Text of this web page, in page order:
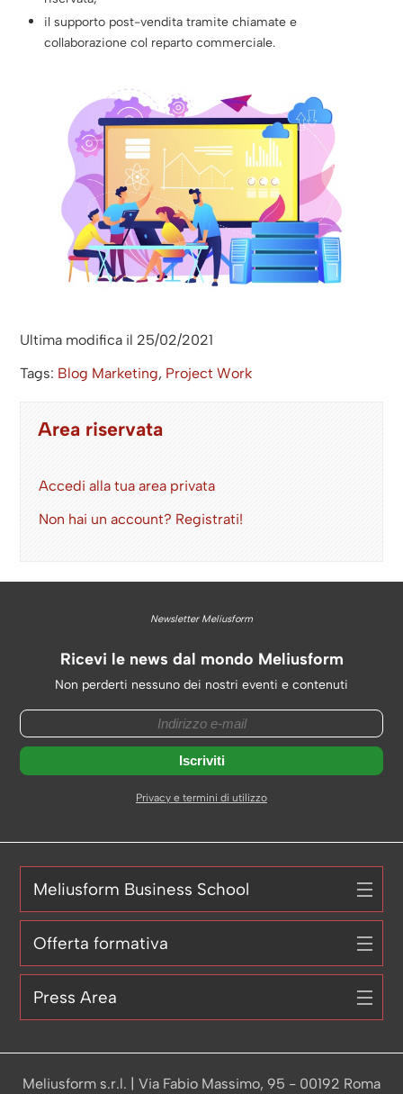
il supporto post-vendita tramite chiamate e
collaborazione col reparto commerciale.
Ultima modifica il 25/02/2021
Tags: Blog Marketing, Project Work
Area riservata
Accedi alla tua area privata
Non hai un account? Registrati!
Newsletter Meliusform
Ricevi le news dal mondo Meliusform
Non perderti nessuno dei nostri eventi e contenuti
Privacy e termini di utilizzo
Meliusform Business School
Offerta formativa
Press Area
Meliusform s.r.l. | Via Fabio Massimo, 95 - 00192 Roma